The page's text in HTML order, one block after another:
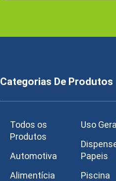
Categorias De Produtos
Todos os
Produtos
Automotiva
Alimentícia
Uso
Papeis
Piscina